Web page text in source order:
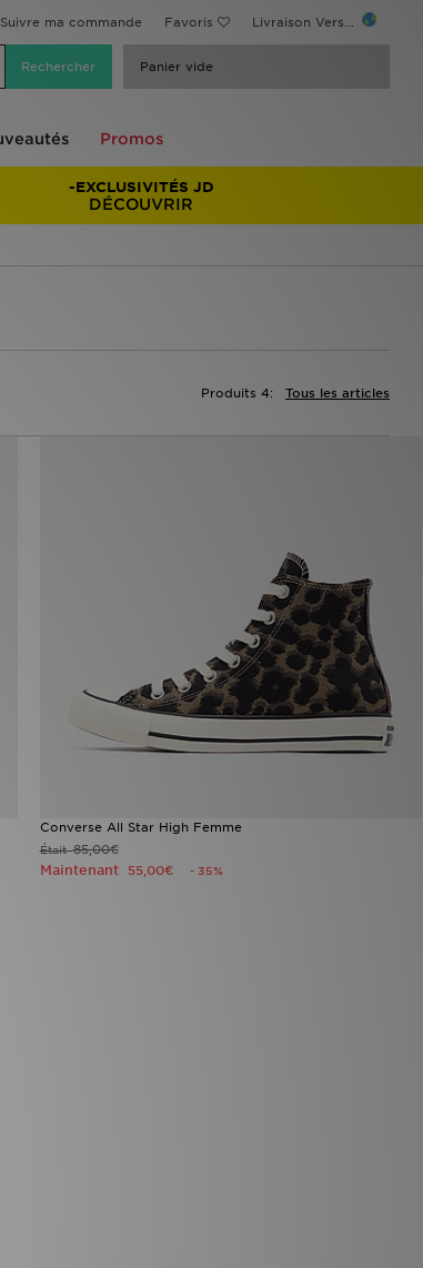
Suivre ma commande Favoris Livraison Vers...
Panier vide
Promos
-EXCLUSIVITÉS JD
DÉCOUVRIR
Tous les articles
Produits 4:
Converse All Star High Femme
Était85,00€
Maintenant 55,00€ - 35%